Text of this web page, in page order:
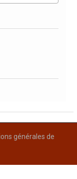
générales de